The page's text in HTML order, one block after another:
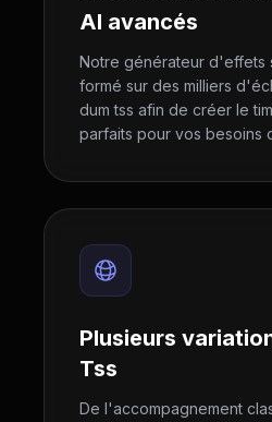
AI avancés
Notre générateur d'effets
formé sur des milliers
dum tss afin de créer le
parfaits pour vos besoins
Plusieurs
Tss
De l'accompagnement